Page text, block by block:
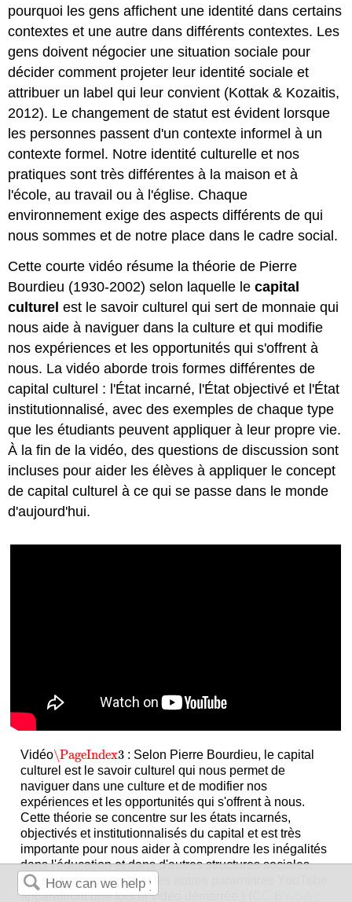
pourquoi les gens affichent une identité dans certains
contextes et une autre dans différents contextes. Les
gens doivent négocier une situation sociale pour
décider comment projeter leur identité sociale et
attribuer un label qui leur convient (Kottak & Kozaitis,
2012). Le changement de statut est évident lorsque
les personnes passent d'un contexte informel à un
contexte formel. Notre identité culturelle et nos
pratiques sont très différentes à la maison et à
l'école, au travail ou à l'église. Chaque
environnement exige des aspects différents de qui
nous sommes et de notre place dans le cadre social.
Cette courte vidéo résume la théorie de Pierre
Bourdieu (1930-2002) selon laquelle lecapital
culturel est le savoir culturel qui sert de monnaie qui
nous aide à naviguer dans la culture et qui modifie
nos expériences et les opportunités qui s'offrent à
nous. La vidéo aborde trois formes différentes de
capital culturel : l'État incarné, l'État objectivé et l'État
institutionnalisé, avec des exemples de chaque type
que les étudiants peuvent appliquer à leur propre vie.
À la fin de la vidéo, des questions de discussion sont
incluses pour aider les élèves à appliquer le concept
de capital culturel à ce qui se passe dans le monde
d'aujourd'hui.
Vidéo\PageIndex3
\PageIndex3 : Selon Pierre Bourdieu, le capital
culturel est le savoir culturel qui nous permet de
naviguer dans une culture et de modifier nos
expériences et les opportunités qui s'offrent à nous.
Cette théorie se concentre sur les états incarnés,
objectivés et institutionnalisés du capital et est très
importante pour nous aider à comprendre les inégalités
dans l'éducation et dans d'autres structures sociales.
(Le sous-titrage codé et les autres paramètres YouTube
apparaîtront une fois la vidéo démarrée.) (